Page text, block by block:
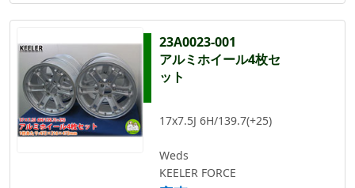
23A0023-001
アルミホイール4枚セ
ット
17x7.5J 6H/139.7(+25)
Weds
KEELER FORCE